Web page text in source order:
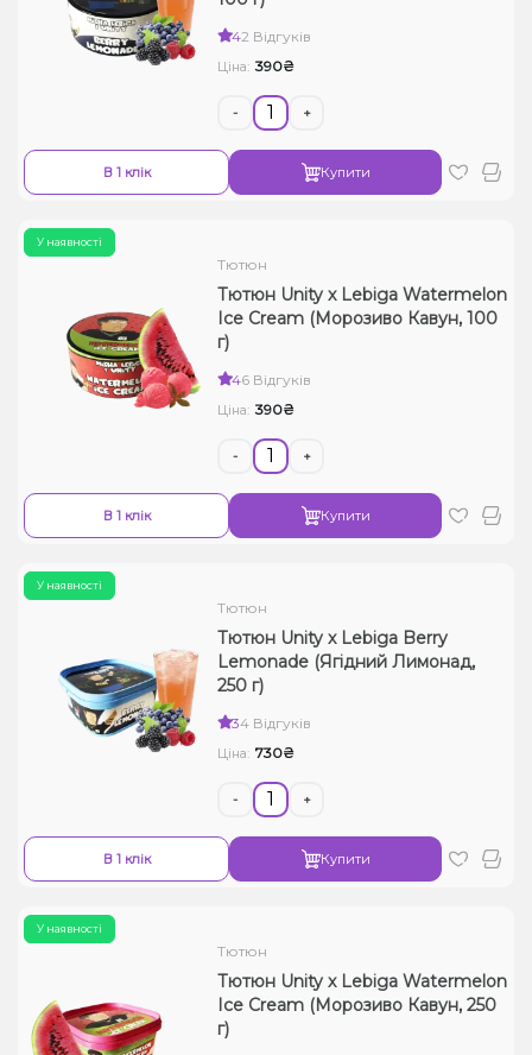
Рідини для електронних сигарет
Уцінка
42 Відгуків
Ціна: 390₴
- +
В 1 клік Купити
У наявності
Тютюн
Тютюн Unity x Lebiga Watermelon
Ice Cream (Морозиво Кавун, 100
г)
46 Відгуків
Ціна: 390₴
- +
В 1 клік Купити
У наявності
Тютюн
Тютюн Unity x Lebiga Berry
Lemonade (Ягідний Лимонад,
250 г)
34 Відгуків
Ціна: 730₴
- +
В 1 клік Купити
У наявності
Тютюн
Тютюн Unity x Lebiga Watermelon
Ice Cream (Морозиво Кавун, 250
г)